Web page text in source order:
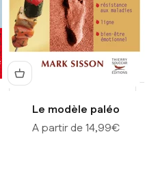
Le modèle paléo
Prix de vente
A partir de 14,99€